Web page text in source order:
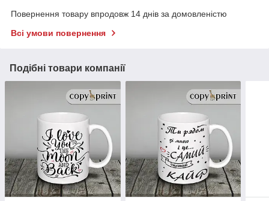
Повернення товару впродовж 14 днів за домовленістю
Всі умови повернення
Подібні товари компанії